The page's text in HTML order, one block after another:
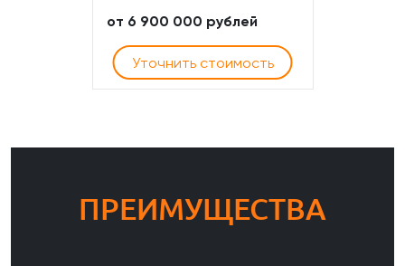
от 6 900 000 рублей
Уточнить стоимость
ПРЕИМУЩЕСТВА